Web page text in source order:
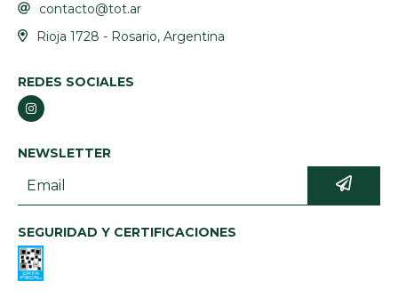
contacto@tot.ar
Rioja 1728 - Rosario, Argentina
REDES SOCIALES
NEWSLETTER
SEGURIDAD Y CERTIFICACIONES